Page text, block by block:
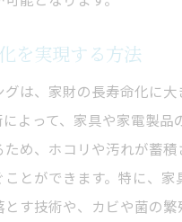
を実現する方法
グは、家財の長寿命化に大
よって、家具や家電製品
め、ホコリや汚れが蓄積
とができます。特に、家
す技術や、カビや菌の繁